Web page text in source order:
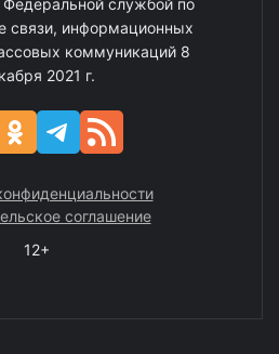
службой по
связи, информационных
коммуникаций 8
2021 г.
соглашение
12+